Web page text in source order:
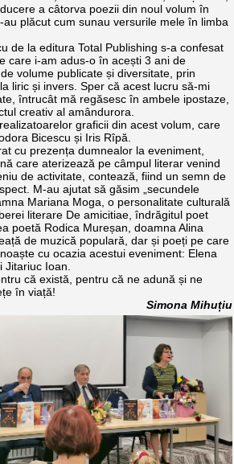
a câtorva poezii din noul volum în
plăcut cum sunau versurile mele în limba
de la editura Total Publishing s-a confesat
care i-am adus-o în acești 3 ani de
volume publicate și diversitate, prin
liric și invers. Sper că acest lucru să-mi
întrucât mă regăsesc în ambele ipostaze,
creativ al amândurora.
graficii din acest volum, care
Bicescu și Iris Rîpă.
cu prezența dumnealor la eveniment,
care aterizează pe câmpul literar venind
de activitate, contează, fiind un semn de
M-au ajutat să găsim „secundele
Mariana Moga, o personalitate culturală
literare De amicitiae, îndrăgitul poet
poetă Rodica Mureșan, doamna Alina
de muzică populară, dar și poeți pe care
cu ocazia acestui eveniment: Elena
Jitariuc Ioan.
că există, pentru că ne adună și ne
în viață!
Simona Mihuțiu